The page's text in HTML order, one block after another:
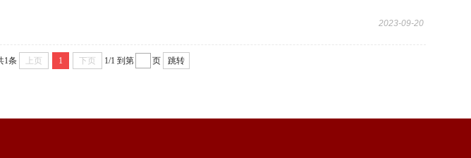
2023-09-20
1条 上页 1 下页 1/1 到第 页 跳转